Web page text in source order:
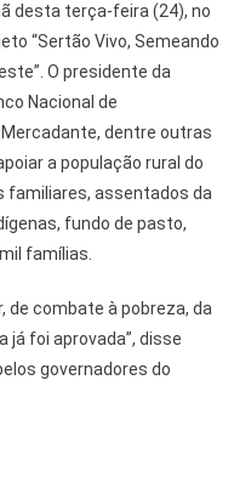
desta terça-feira (24), no
“Sertão Vivo, Semeando
O presidente da
Nacional de
Mercadante, dentre outras
a população rural do
familiares, assentados da
fundo de pasto,
famílias.
de combate à pobreza, da
já foi aprovada”, disse
governadores do